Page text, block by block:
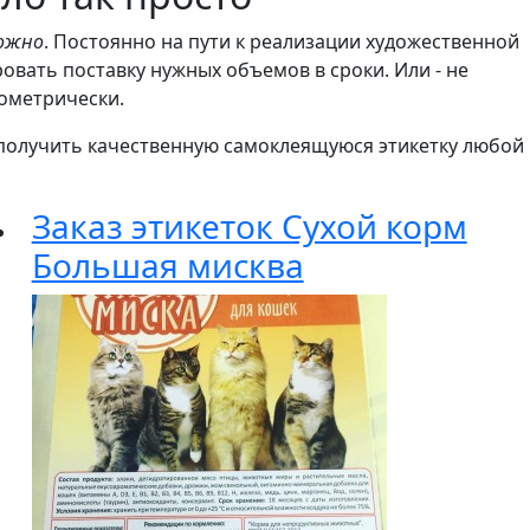
. Постоянно на пути к реализации художественной
поставку нужных объемов в сроки. Или - не
качественную самоклеящуюся этикетку любой
Заказ этикеток Сухой корм
Большая мисква